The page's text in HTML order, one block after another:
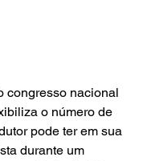
congresso nacional
o número de
pode ter em sua
durante um